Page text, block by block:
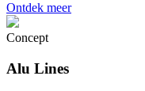
Ontdek meer
Concept
Alu Lines